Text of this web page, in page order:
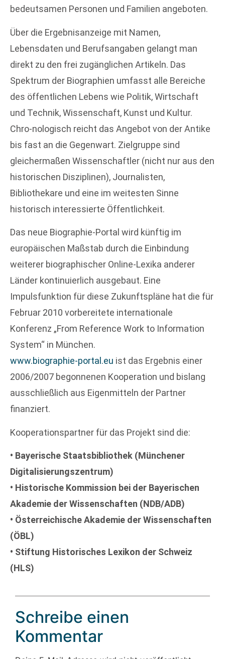
bedeutsamen Personen und Familien angeboten.
Über die Ergebnisanzeige mit Namen,
Lebensdaten und Berufsangaben gelangt man
direkt zu den frei zugänglichen Artikeln. Das
Spektrum der Biographien umfasst alle Bereiche
des öffentlichen Lebens wie Politik, Wirtschaft
und Technik, Wissenschaft, Kunst und Kultur.
Chro-nologisch reicht das Angebot von der Antike
bis fast an die Gegenwart. Zielgruppe sind
gleichermaßen Wissenschaftler (nicht nur aus den
historischen Disziplinen), Journalisten,
Bibliothekare und eine im weitesten Sinne
historisch interessierte Öffentlichkeit.
Das neue Biographie-Portal wird künftig im
europäischen Maßstab durch die Einbindung
weiterer biographischer Online-Lexika anderer
Länder kontinuierlich ausgebaut. Eine
Impulsfunktion für diese Zukunftspläne hat die für
Februar 2010 vorbereitete internationale
Konferenz „From Reference Work to Information
System“ in München.
www.biographie-portal.eu ist das Ergebnis einer
2006/2007 begonnenen Kooperation und bislang
ausschließlich aus Eigenmitteln der Partner
finanziert.
Kooperationspartner für das Projekt sind die:
• Bayerische Staatsbibliothek (Münchener
Digitalisierungszentrum)
• Historische Kommission bei der Bayerischen
Akademie der Wissenschaften (NDB/ADB)
• Österreichische Akademie der Wissenschaften
(ÖBL)
• Stiftung Historisches Lexikon der Schweiz
(HLS)
Schreibe einen
Kommentar